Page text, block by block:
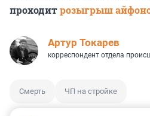
проходитрозыгрыш
Артур Токарев
корреспондент отдела
Смерть ЧП на стройке